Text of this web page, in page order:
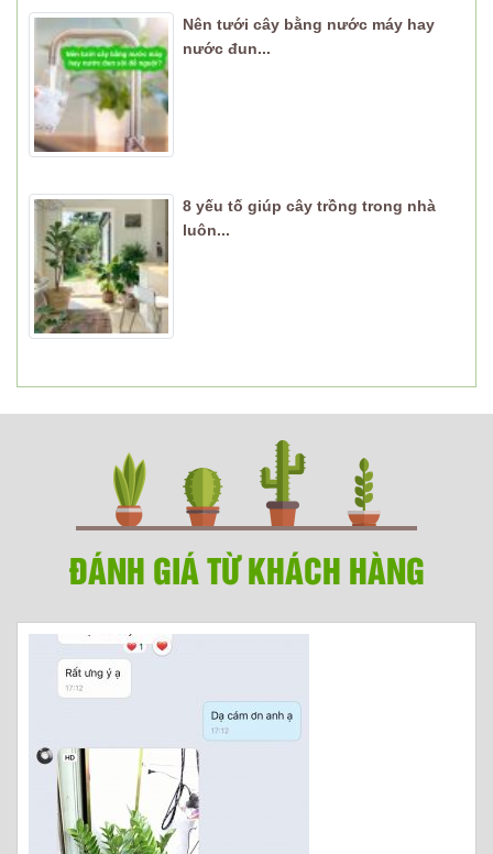
Nên tưới cây bằng nước máy hay
nước đun...
8 yếu tố giúp cây trồng trong nhà
luôn...
ĐÁNH GIÁ TỪ KHÁCH HÀNG